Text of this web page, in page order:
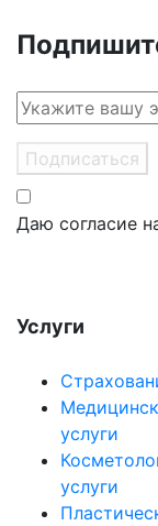
Подписаться
Даю согласие
Услуги
услуги
услуги